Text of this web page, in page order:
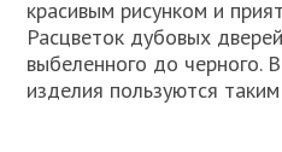
красивым рисунком и
Расцветок дубовых
выбеленного до черного.
изделия пользуются